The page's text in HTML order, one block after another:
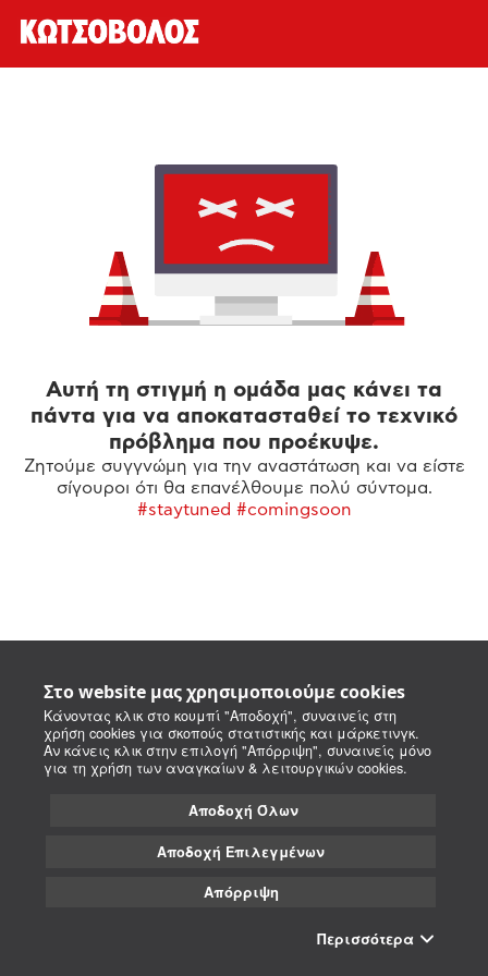
Στο website μας χρησιμοποιούμε cookies
Κάνοντας κλικ στο κουμπί "Αποδοχή", συναινείς στη
χρήση cookies για σκοπούς στατιστικής και μάρκετινγκ.
Αν κάνεις κλικ στην επιλογή "Απόρριψη", συναινείς μόνο
για τη χρήση των αναγκαίων & λειτουργικών cookies.
Αποδοχή Όλων
Αποδοχή Επιλεγμένων
Απόρριψη
Περισσότερα
Αυτή τη στιγμή η ομάδα μας κάνει τα
πάντα για να αποκατασταθεί το τεχνικό
πρόβλημα που προέκυψε.
Ζητούμε συγγνώμη για την αναστάτωση και να είστε
σίγουροι ότι θα επανέλθουμε πολύ σύντομα.
#staytuned #comingsoon